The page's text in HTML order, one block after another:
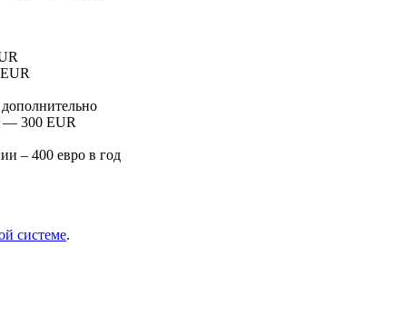
— 300 EUR
– 400 евро в год
системе.